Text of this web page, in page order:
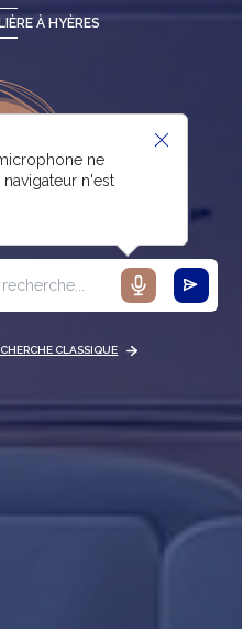
À HYÈRES
ne
n'est
CLASSIQUE